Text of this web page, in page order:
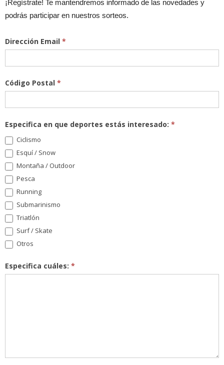
¡Regístrate! Te mantendremos informado de las novedades y
podrás participar en nuestros sorteos.
Dirección Email *
Código Postal *
Especifica en que deportes estás interesado: *
Ciclismo
Esquí / Snow
Montaña / Outdoor
Pesca
Running
Submarinismo
Triatlón
Surf / Skate
Otros
Especifica cuáles: *